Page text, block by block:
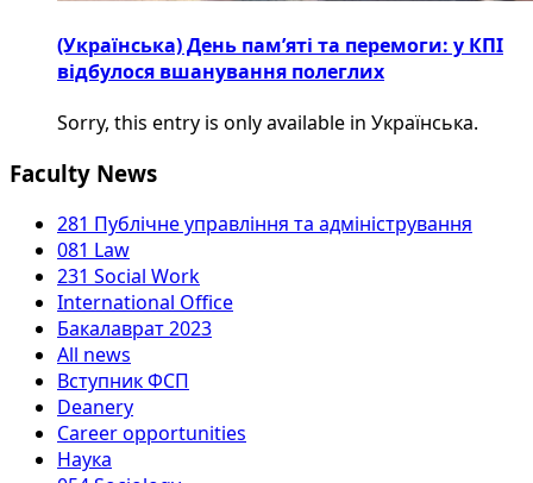
(Українська) День пам’яті та перемоги: у КПІ
відбулося вшанування полеглих
Sorry, this entry is only available in Українська.
Faculty News
281 Публічне управління та адміністрування
081 Law
231 Social Work
International Office
Бакалаврат 2023
All news
Вступник ФСП
Deanery
Career opportunities
Наука